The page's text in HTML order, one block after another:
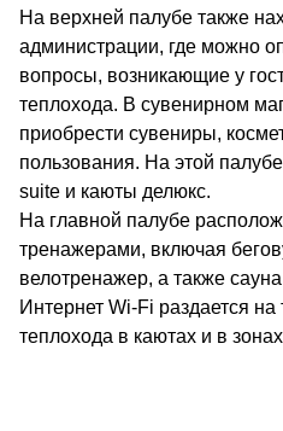
На верхней палубе также
администрации, где можно
вопросы, возникающие у
теплохода. В сувенирном
приобрести сувениры,
пользования. На этой
suite и каюты делюкс.
На главной палубе
тренажерами, включая
велотренажер, а также
Интернет Wi-Fi раздается на
теплохода в каютах и в